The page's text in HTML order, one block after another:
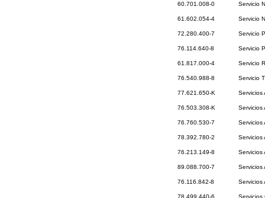
60.701.008-0 Servicio
61.602.054-4 Servicio
72.280.400-7 Servicio
76.114.640-8 Servicio
61.817.000-4 Servicio
76.540.988-8 Servicio
77.621.650-K Servicios
76.503.308-K Servicios
76.760.530-7 Servicios
78.392.780-2 Servicios
76.213.149-8 Servicios
89.088.700-7 Servicios
76.116.842-8 Servicios
78.499.440-6 Servicios